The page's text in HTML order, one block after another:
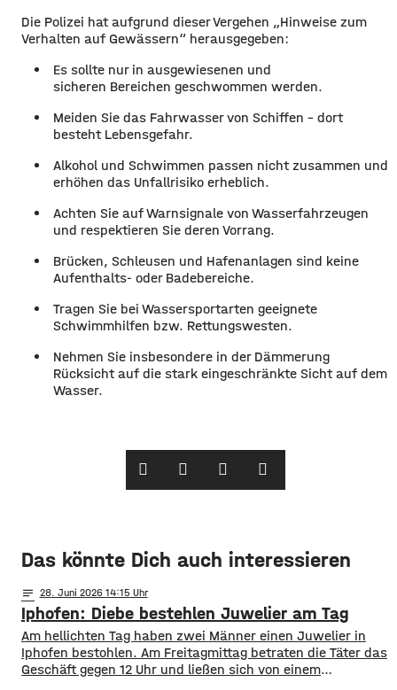
Die Polizei hat aufgrund dieser Vergehen „Hinweise zum
Verhalten auf Gewässern“ herausgegeben:
Es sollte nur in ausgewiesenen und
sicheren Bereichen geschwommen werden.
Meiden Sie das Fahrwasser von Schiffen – dort
besteht Lebensgefahr.
Alkohol und Schwimmen passen nicht zusammen und
erhöhen das Unfallrisiko erheblich.
Achten Sie auf Warnsignale von Wasserfahrzeugen
und respektieren Sie deren Vorrang.
Brücken, Schleusen und Hafenanlagen sind keine
Aufenthalts- oder Badebereiche.
Tragen Sie bei Wassersportarten geeignete
Schwimmhilfen bzw. Rettungswesten.
Nehmen Sie insbesondere in der Dämmerung
Rücksicht auf die stark eingeschränkte Sicht auf dem
Wasser.
Das könnte Dich auch interessieren
notes 28. Juni 2026 14:15
Iphofen: Diebe bestehlen Juwelier am Tag
Am hellichten Tag haben zwei Männer einen Juwelier in
Iphofen bestohlen. Am Freitagmittag betraten die Täter das
Geschäft gegen 12 Uhr und ließen sich von einem